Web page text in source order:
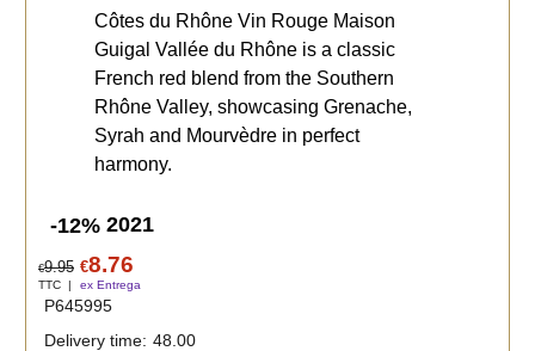
Côtes du Rhône Vin Rouge Maison
Guigal Vallée du Rhône is a classic
French red blend from the Southern
Rhône Valley, showcasing Grenache,
Syrah and Mourvèdre in perfect
harmony.
-12% 2021
€9.95 €8.76
TTC ex Entrega
P645995
Delivery time: 48.00